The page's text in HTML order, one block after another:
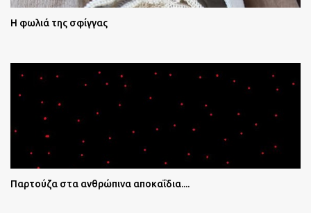
Η φωλιά της σφίγγας
Παρτούζα στα ανθρώπινα αποκαΐδια....